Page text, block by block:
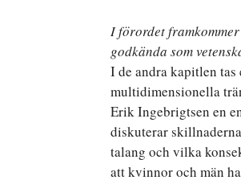
I förordet
godkända som
I de andra kapitlen
multidimensionella
Erik Ingebrigtsen en
diskuterar
talang och vilka
att kvinnor och män